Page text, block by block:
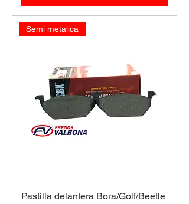
Semi metalica
Pastilla delantera Bora/Golf/Beetle